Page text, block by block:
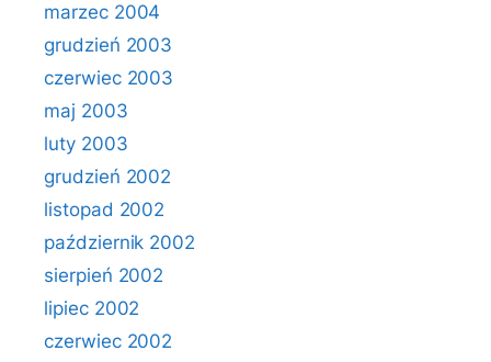
marzec 2004
grudzień 2003
czerwiec 2003
maj 2003
luty 2003
grudzień 2002
listopad 2002
październik 2002
sierpień 2002
lipiec 2002
czerwiec 2002